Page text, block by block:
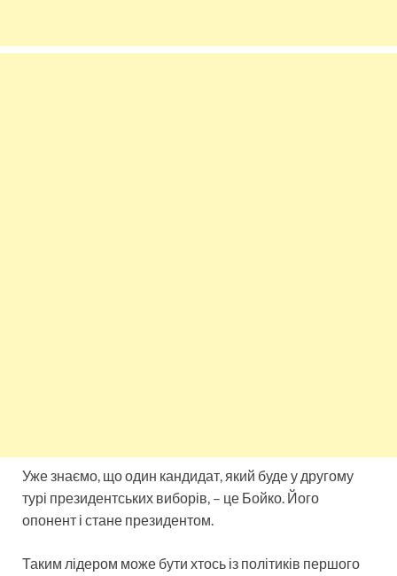
Уже знаємо, що один кандидат, який буде у другому
турі президентських виборів, – це Бойко. Його
опонент і стане президентом.
Таким лідером може бути хтось із політиків першого